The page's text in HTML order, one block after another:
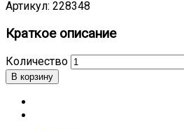
Артикул: 228348
Краткое описание
Количество